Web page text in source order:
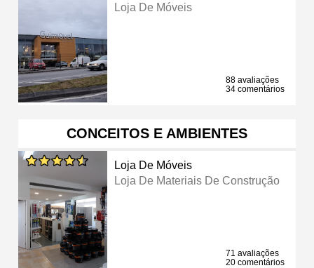
Loja De Móveis
88 avaliações
34 comentários
CONCEITOS E AMBIENTES
Loja De Móveis
Loja De Materiais De Construção
71 avaliações
20 comentários